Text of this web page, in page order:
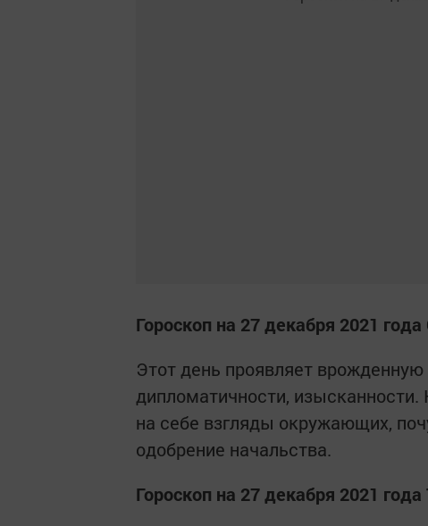
Гороскоп на 27 декабря 2021
Этот день проявляет
дипломатичности, изысканности.
на себе взгляды окружающих,
одобрение начальства.
Гороскоп на 27 декабря 2021 года